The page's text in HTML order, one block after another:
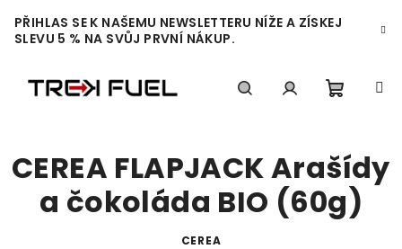
na
obsah
PŘIHLAS SE K NAŠEMU NEWSLETTERU NÍŽE A ZÍSKEJ
SLEVU 5 % NA SVŮJ PRVNÍ NÁKUP.
košík
CEREA FLAPJACK Arašídy
a čokoláda BIO (60g)
CEREA